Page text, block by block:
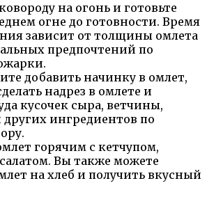
на огонь и готовьте
огне до готовности. Время
зависит от толщины омлета
предпочтений по
добавить начинку в омлет,
надрез в омлете и
кусочек сыра, ветчины,
ингредиентов по
горячим с кетчупом,
Вы также можете
на хлеб и получить вкусный